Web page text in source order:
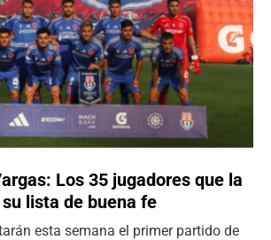
Los 35 jugadores que la
lista de buena fe
esta semana el primer partido de